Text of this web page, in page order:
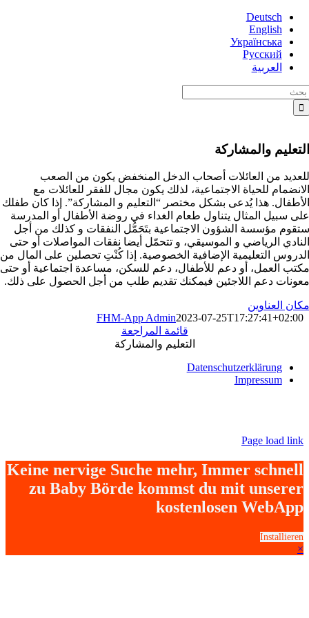
Skip
content
Deutsch
English
Українська
Русский
العربية
التعليم والمشاركة
للعديد من العائلات أصحاب الدخل المنخفض يكون من الصعب
الانضمام للحياة الاجتماعية، لذلك يكون مجال للفقر للعائلات مع
الأطفال. هذا يُدعى بشكل مختصر “التعليم و المشاركة”. إذا كان طفلك
على سبيل المثال يتناول طعام الغداء في روضة الأطفال أو المدرسة
ستقوم مؤسسة الشؤون الاجتماعية بتَحَمُّل النفقات و كذلك من أجل
النادي الرياضي و الموسيقي، و تتحمّل أيضا نفقات المواصلات أو حتى
الدروس التعليمية الإضافية الخصوصية. إذا كُنْتِ تحصلين على المال من
مكتب العمل، أو دعم للأطفال، دعم للسكن، مساعدة اجتماعية أو حتى
معونات دعم اللاجئين فيمكنك تقديم طلب من أجل الحصول على ذلك.
مكان العناوين
FHM-App Admin2023-07-25T17:27:41+02:00
قائمة المراجعة
التعليم والمشاركة
Datenschutzerklärung
Impressum
Page load link
Keine nervige Suche mehr, Immer schnell
zu Baby Börde kommst du mit unserer
kostenlosen WebApp
Installieren
×